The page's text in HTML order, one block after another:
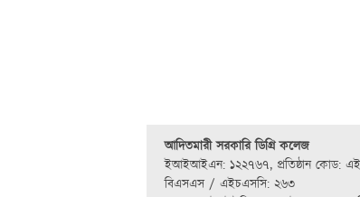
আদিতমারী সরকারি ডিগ্রি কলেজ
ইআইআইএন: ১২২৭৬৭, প্রতিষ্ঠান কোড:
বিএসএস / এইচএসসি: ২৬৩